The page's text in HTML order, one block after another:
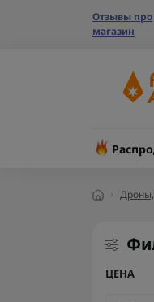
Отзывы про
магазин
ЦЕНА